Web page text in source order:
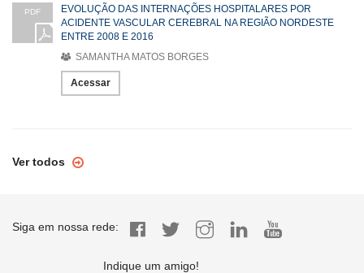
PDF
EVOLUÇÃO DAS INTERNAÇÕES HOSPITALARES POR
ACIDENTE VASCULAR CEREBRAL NA REGIÃO NORDESTE
ENTRE 2008 E 2016
SAMANTHA MATOS BORGES
Acessar
Ver todos
Siga em nossa rede:
Indique um amigo!